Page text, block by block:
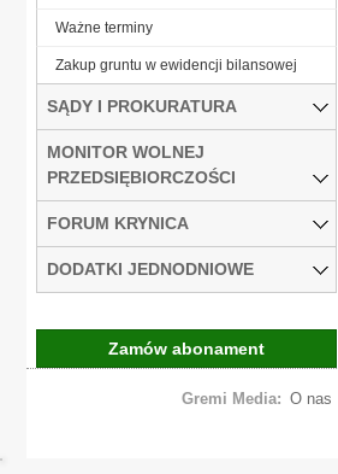
Ważne terminy
Zakup gruntu w ewidencji bilansowej
SĄDY I PROKURATURA
MONITOR WOLNEJ
PRZEDSIĘBIORCZOŚCI
FORUM KRYNICA
DODATKI JEDNODNIOWE
Zamów abonament
Gremi Media: O nas